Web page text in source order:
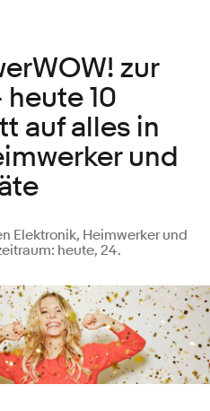
zur
heute 10
auf alles in
und
Elektronik, Heimwerker und
heute, 24.